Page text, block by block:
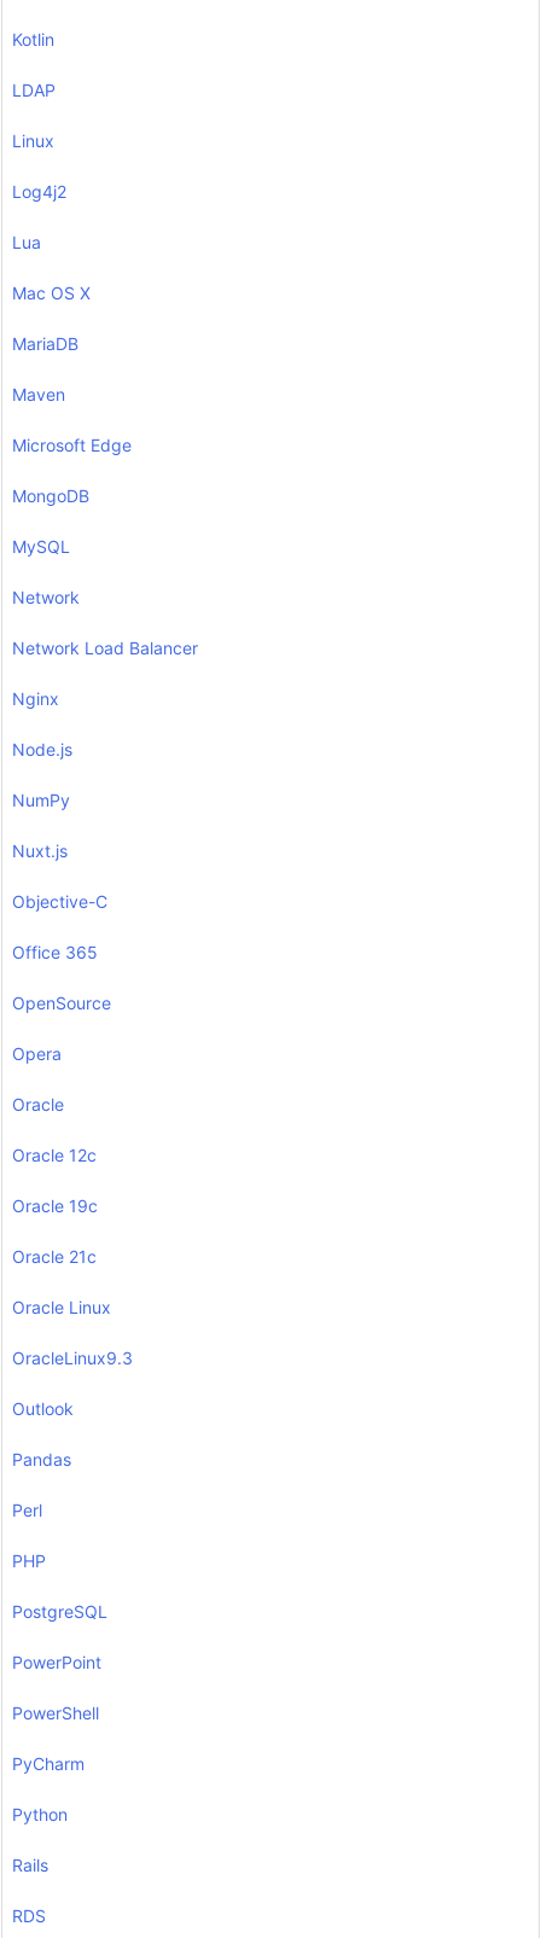
Kotlin
LDAP
Linux
Log4j2
Lua
Mac OS X
MariaDB
Maven
Microsoft Edge
MongoDB
MySQL
Network
Network Load Balancer
Nginx
Node.js
NumPy
Nuxt.js
Objective-C
Office 365
OpenSource
Opera
Oracle
Oracle 12c
Oracle 19c
Oracle 21c
Oracle Linux
OracleLinux9.3
Outlook
Pandas
Perl
PHP
PostgreSQL
PowerPoint
PowerShell
PyCharm
Python
Rails
RDS